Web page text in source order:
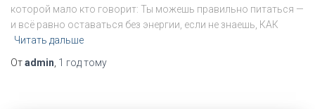
которой мало кто говорит: Ты можешь правильно питаться —
и всё равно оставаться без энергии, если не знаешь, КАК
Читать дальше
Отadmin 1 годтому